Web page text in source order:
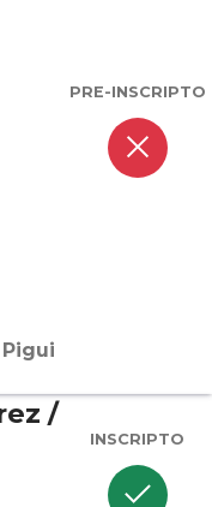
PRE-INSCRIPTO
close
/
INSCRIPTO
check